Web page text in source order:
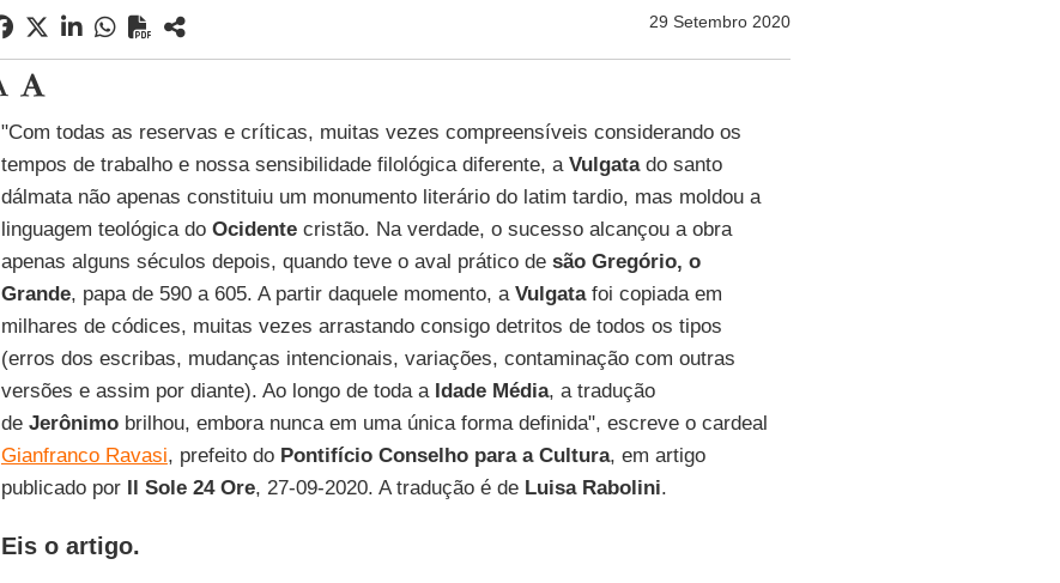
29 Setembro 2020
"Com todas as reservas e críticas, muitas vezes compreensíveis considerando os
tempos de trabalho e nossa sensibilidade filológica diferente, a Vulgatado santo
dálmata não apenas constituiu um monumento literário do latim tardio, mas moldou a
linguagem teológica do Ocidentecristão. Na verdade, o sucesso alcançou a obra
apenas alguns séculos depois, quando teve o aval prático de são Gregório, o
Grande, papa de 590 a 605. A partir daquele momento, a Vulgatafoi copiada em
milhares de códices, muitas vezes arrastando consigo detritos de todos os tipos
(erros dos escribas, mudanças intencionais, variações, contaminação com outras
versões e assim por diante). Ao longo de toda a Idade Média, a tradução
de Jerônimobrilhou, embora nunca em uma única forma definida", escreve o cardeal
Gianfranco Ravasi, prefeito do Pontifício Conselho para a Cultura, em artigo
publicado por Il Sole 24 Ore, 27-09-2020. A tradução é de Luisa Rabolini.
Eis o artigo.